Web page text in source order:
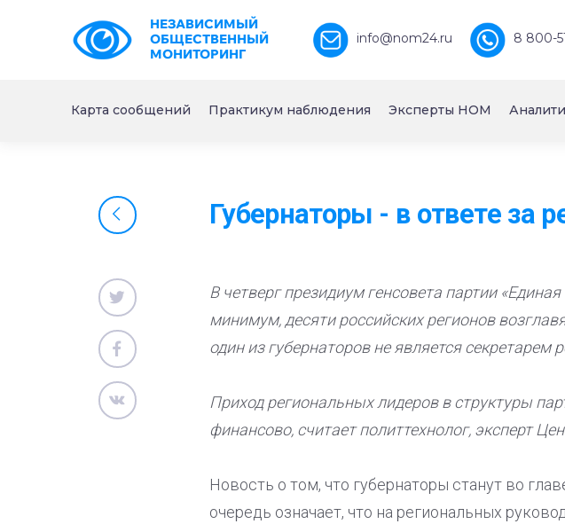
НЕЗАВИСИМЫЙ
ОБЩЕСТВЕННЫЙ
МОНИТОРИНГ
info@nom24.ru 8 800-
Карта сообщений Практикум наблюдения Эксперты НОМ
Губернаторы - в ответе за
В четверг президиум генсовета партии
минимум, десяти российских регионов
один из губернаторов не является секретарем
Приход региональных лидеров в структуры
финансово, считает политтехнолог, эксперт
Новость о том, что губернаторы станут во
очередь означает, что на региональных